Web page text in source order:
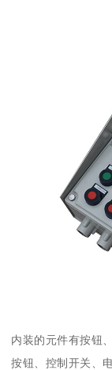
内装的元件有按钮
按钮、控制开关、